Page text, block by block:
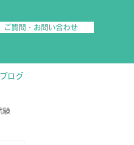
ご質問・お問い合わせ
ブログ
験